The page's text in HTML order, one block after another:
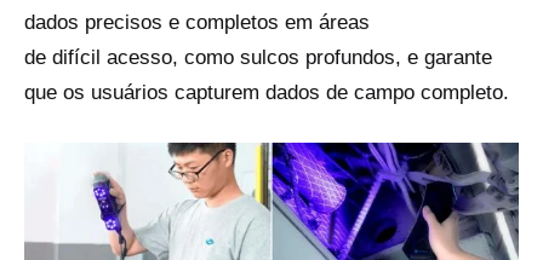
dados precisos e completos em áreas
de difícil acesso, como sulcos profundos, e garante
que os usuários capturem dados de campo completo.